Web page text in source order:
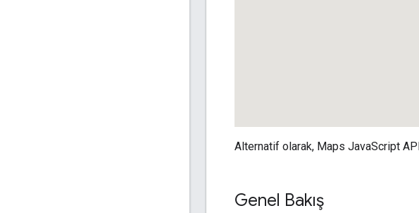
Alternatif olarak, Maps JavaScript
Genel Bakış